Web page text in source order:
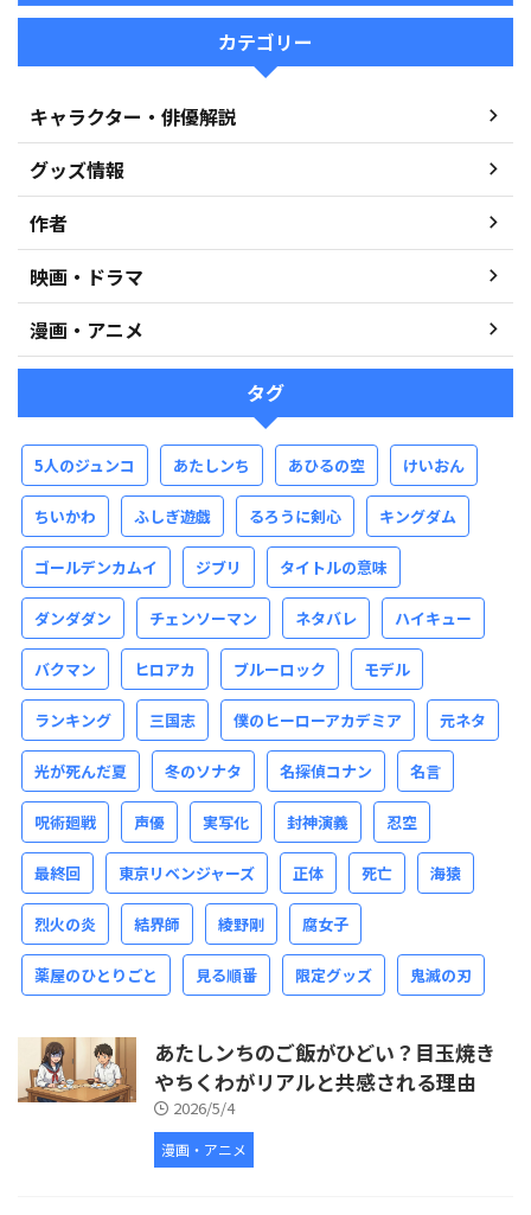
カテゴリー
キャラクター・俳優解説
グッズ情報
作者
映画・ドラマ
漫画・アニメ
タグ
5人のジュンコ あたしンち あひるの空 けいおん
ちいかわ ふしぎ遊戯 るろうに剣心 キングダム
ゴールデンカムイ ジブリ タイトルの意味
ダンダダン チェンソーマン ネタバレ ハイキュー
バクマン ヒロアカ ブルーロック モデル
ランキング 三国志 僕のヒーローアカデミア 元ネタ
光が死んだ夏 冬のソナタ 名探偵コナン 名言
呪術廻戦 声優 実写化 封神演義 忍空
最終回 東京リベンジャーズ 正体 死亡 海猿
烈火の炎 結界師 綾野剛 腐女子
薬屋のひとりごと 見る順番 限定グッズ 鬼滅の刃
あたしンちのご飯がひどい？目玉焼き
やちくわがリアルと共感される理由
2026/5/4
漫画・アニメ